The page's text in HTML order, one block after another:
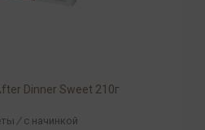
Dinner Sweet 210г
/ с начинкой